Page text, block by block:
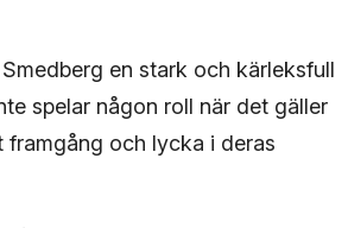
en stark och kärleksfull
spelar någon roll när det gäller
och lycka i deras